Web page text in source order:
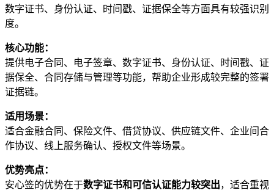
数字证书、身份认证、时间戳、证据保全等方面具有较强识别
度。
核心功能：
提供电子合同、电子签章、数字证书、身份认证、时间戳、证
据保全、合同存储与管理等功能，帮助企业形成较完整的签署
证据链。
适用场景：
适合金融合同、保险文件、借贷协议、供应链文件、企业间合
作协议、线上服务确认、授权文件等场景。
优势亮点：
安心签的优势在于数字证书和可信认证能力较突出，适合重视